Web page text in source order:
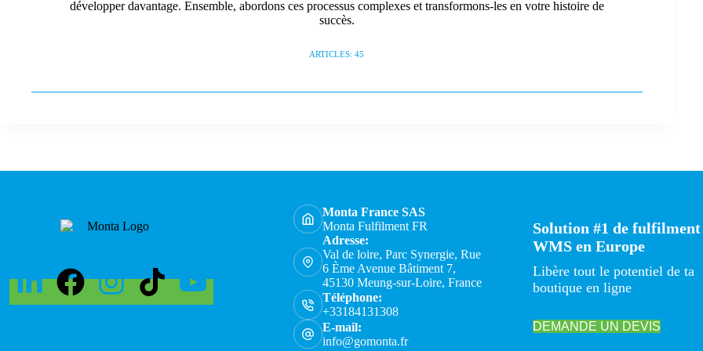
développer davantage. Ensemble, abordons ces processus complexes et transformons-les en votre histoire de
succès.
ARTICLES: 45
Monta France SAS
Monta Fulfilment FR
Adresse:
Val de loire, Parc Synergie, Rue
6 Ème Avenue Bâtiment 7,
45130 Meung-sur-Loire, France
Téléphone:
+33184131308
E-mail:
info@gomonta.fr
Solution #1 de fulfilment
WMS en Europe
Libère tout le potentiel de ta
boutique en ligne
DEMANDE UN DEVIS